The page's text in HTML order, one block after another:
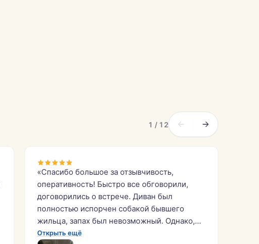
1 / 12
«Спасибо большое за отзывчивость,
оперативность! Быстро все обговорили,
договорились о встрече. Диван был
полностью испорчен собакой бывшего
жильца, запах был невозможный. Однако,
диван удалось спасти!»
Открыть ещё